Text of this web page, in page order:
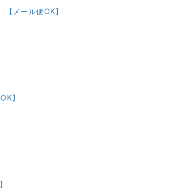
メール便OK】
】